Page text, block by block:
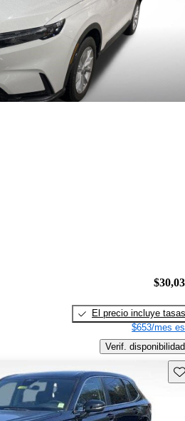
El precio incluye tasas
$653/mes
Verif. disponibilidad